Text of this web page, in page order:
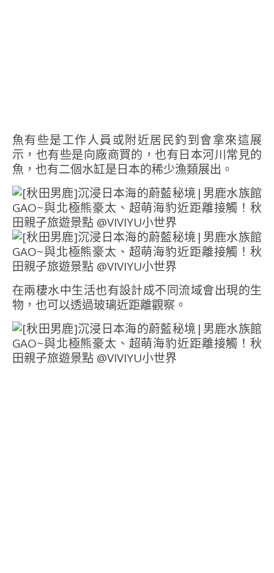
魚有些是工作人員或附近居民釣到會拿來這展
示，也有些是向廠商買的，也有日本河川常見的
魚，也有二個水缸是日本的稀少漁類展出。
在兩棲水中生活也有設計成不同流域會出現的生
物，也可以透過玻璃近距離觀察。